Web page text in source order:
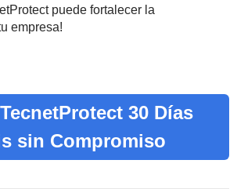
puede fortalecer la
empresa!
30 Días
sin Compromiso